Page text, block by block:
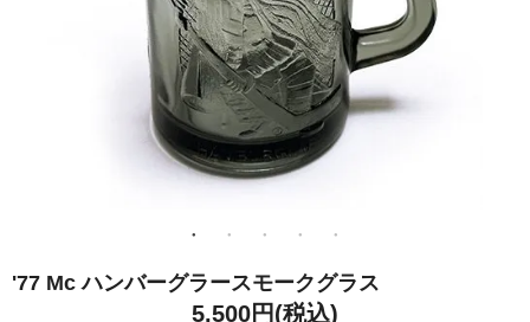
'77 Mc ハンバーグラースモークグラス
5,500円(税込)